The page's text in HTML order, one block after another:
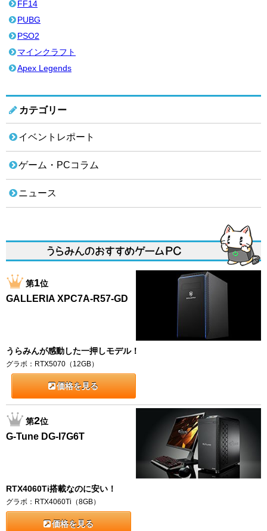
カテゴリー
イベントレポート
ゲーム・PCコラム
ニュース
FF14
PUBG
PSO2
マインクラフト
Apex Legends
第1位
GALLERIA XPC7A-R57-GD
うらみんが感動した一押しモデル！
グラボ：RTX5070（12GB）
価格を見る
第2位
G-Tune DG-I7G6T
RTX4060Ti搭載なのに安い！
グラボ：RTX4060Ti（8GB）
価格を見る